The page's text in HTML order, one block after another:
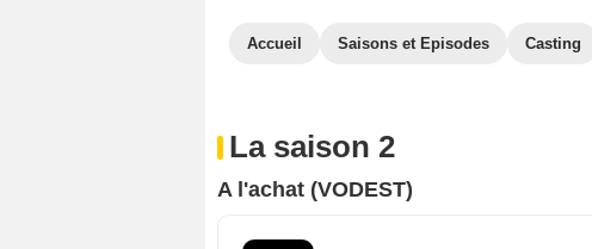
Accueil Saisons et Episodes Casting
La saison 2
A l'achat (VODEST)